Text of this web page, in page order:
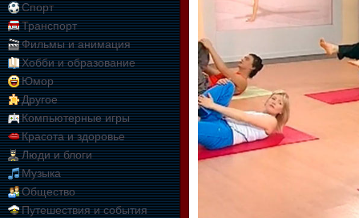
Спорт
Транспорт
Фильмы и анимация
Хобби и образование
Юмор
Другое
Компьютерные игры
Красота и здоровье
Люди и блоги
Музыка
Общество
Путешествия и события